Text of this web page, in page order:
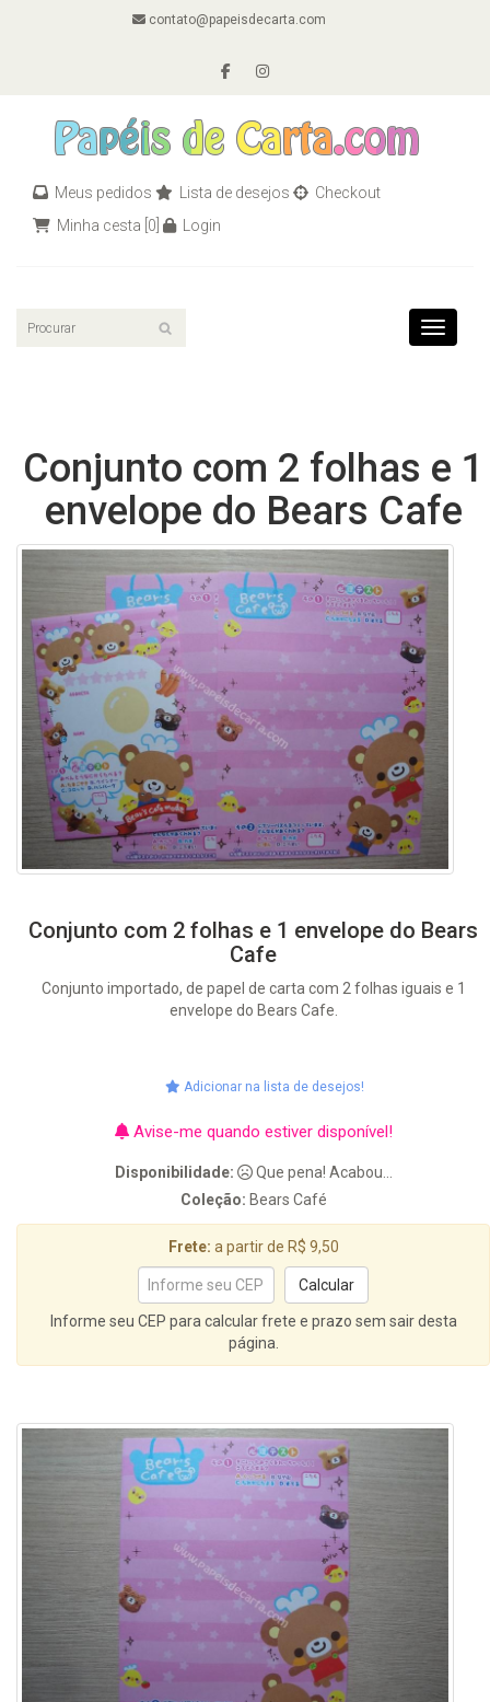
contato@papeisdecarta.com
Meus pedidos Lista de desejos
Checkout
Minha cesta [0] Login
Toggle
Conjunto com 2 folhas e 1
envelope do Bears Cafe
Conjunto com 2 folhas e 1 envelope do Bears
Cafe
Conjunto importado, de papel de carta com 2 folhas iguais e 1
envelope do Bears Cafe.
Adicionar na lista de desejos!
Avise-me quando estiver disponível!
Disponibilidade:
Que pena! Acabou...
Coleção: Bears Café
Frete: a partir de R$ 9,50
Informe seu CEP para calcular frete e prazo sem sair desta
página.